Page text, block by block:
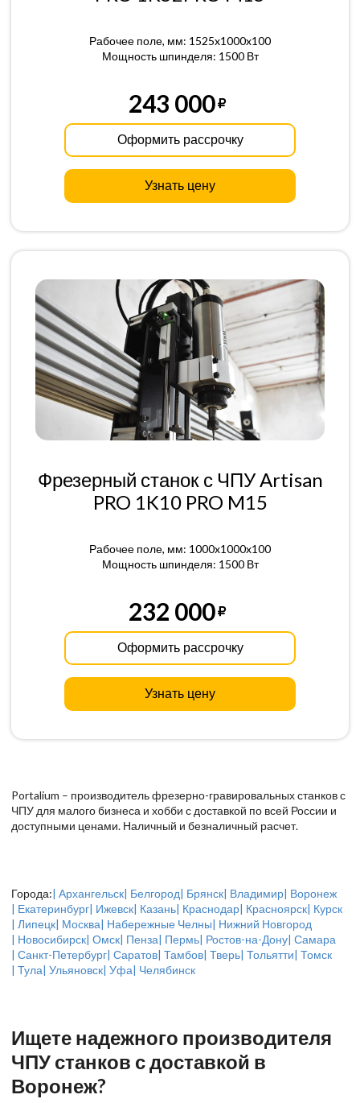
Рабочее поле, мм: 1525x1000x100
Мощность шпинделя: 1500 Вт
243 000
Оформить рассрочку
Узнать цену
Фрезерный станок с ЧПУ Artisan
PRO 1K10 PRO M15
Рабочее поле, мм: 1000x1000x100
Мощность шпинделя: 1500 Вт
232 000
Оформить рассрочку
Узнать цену
Portalium – производитель фрезерно-гравировальных станков с
ЧПУ для малого бизнеса и хобби с доставкой по всей России и
доступными ценами. Наличный и безналичный расчет.
Города:| Архангельск| Белгород| Брянск| Владимир| Воронеж
| Екатеринбург| Ижевск| Казань| Краснодар| Красноярск| Курск
| Липецк| Москва| Набережные Челны| Нижний Новгород
| Новосибирск| Омск| Пенза| Пермь| Ростов-на-Дону| Самара
| Санкт-Петербург| Саратов| Тамбов| Тверь| Тольятти| Томск
| Тула| Ульяновск| Уфа| Челябинск
Ищете надежного производителя
ЧПУ станков с доставкой в
Воронеж?